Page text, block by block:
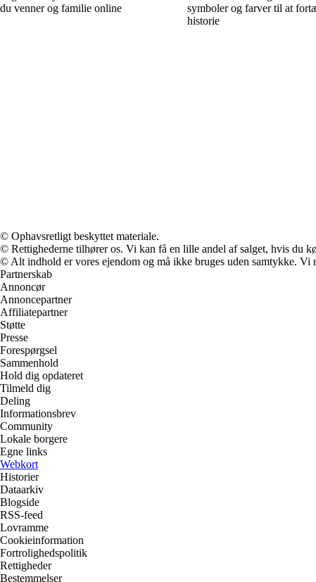
du venner og familie online
symboler og farver til at
historie
© Ophavsretligt beskyttet materiale.
© Rettighederne tilhører os. Vi kan få en lille andel af salget, hvis du
© Alt indhold er vores ejendom og må ikke bruges uden samtykke.
Partnerskab
Annoncør
Annoncepartner
Affiliatepartner
Støtte
Presse
Forespørgsel
Sammenhold
Hold dig opdateret
Tilmeld dig
Deling
Informationsbrev
Community
Lokale borgere
Egne links
Webkort
Historier
Dataarkiv
Blogside
RSS-feed
Lovramme
Cookieinformation
Fortrolighedspolitik
Rettigheder
Bestemmelser